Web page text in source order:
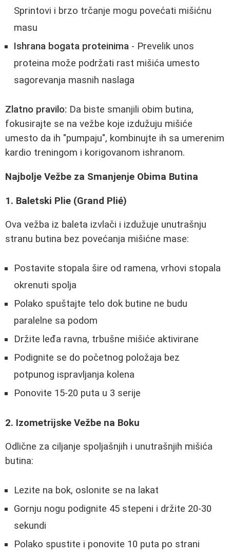
Sprintovi i brzo trčanje mogu povećati mišićnu
masu
Ishrana bogata proteinima - Prevelik unos
proteina može podržati rast mišića umesto
sagorevanja masnih naslaga
Zlatno pravilo: Da biste smanjili obim butina,
fokusirajte se na vežbe koje izdužuju mišiće
umesto da ih "pumpaju", kombinujte ih sa umerenim
kardio treningom i korigovanom ishranom.
Najbolje Vežbe za Smanjenje Obima Butina
1. Baletski Plie (Grand Plié)
Ova vežba iz baleta izvlači i izdužuje unutrašnju
stranu butina bez povećanja mišićne mase:
Postavite stopala šire od ramena, vrhovi stopala
okrenuti spolja
Polako spuštajte telo dok butine ne budu
paralelne sa podom
Držite leđa ravna, trbušne mišiće aktivirane
Podignite se do početnog položaja bez
potpunog ispravljanja kolena
Ponovite 15-20 puta u 3 serije
2. Izometrijske Vežbe na Boku
Odlične za ciljanje spoljašnjih i unutrašnjih mišića
butina:
Lezite na bok, oslonite se na lakat
Gornju nogu podignite 45 stepeni i držite 20-30
sekundi
Polako spustite i ponovite 10 puta po strani